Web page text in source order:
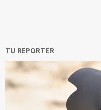
TU REPORTER